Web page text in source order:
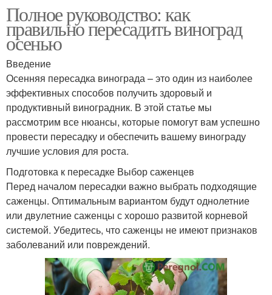
Полное руководство: как
правильно пересадить виноград
осенью
Введение
Осенняя пересадка винограда – это один из наиболее
эффективных способов получить здоровый и
продуктивный виноградник. В этой статье мы
рассмотрим все нюансы, которые помогут вам успешно
провести пересадку и обеспечить вашему винограду
лучшие условия для роста.
Подготовка к пересадке Выбор саженцев
Перед началом пересадки важно выбрать подходящие
саженцы. Оптимальным вариантом будут однолетние
или двулетние саженцы с хорошо развитой корневой
системой. Убедитесь, что саженцы не имеют признаков
заболеваний или повреждений.